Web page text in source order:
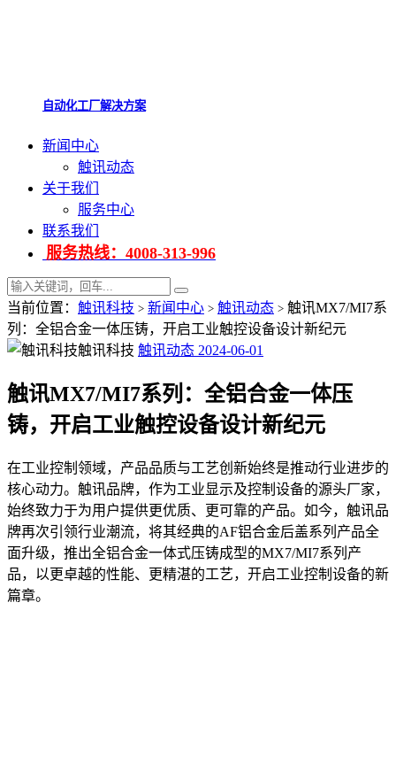
自动化工厂解决方案
新闻中心
触讯动态
关于我们
服务中心
联系我们
服务热线：4008-313-996
当前位置： 触讯科技 > 新闻中心 > 触讯动态 > 触讯MX7/MI7系
列：全铝合金一体压铸，开启工业触控设备设计新纪元
触讯科技 触讯动态 2024-06-01
触讯MX7/MI7系列：全铝合金一体压
铸，开启工业触控设备设计新纪元
在工业控制领域，产品品质与工艺创新始终是推动行业进步的
核心动力。触讯品牌，作为工业显示及控制设备的源头厂家，
始终致力于为用户提供更优质、更可靠的产品。如今，触讯品
牌再次引领行业潮流，将其经典的AF铝合金后盖系列产品全
面升级，推出全铝合金一体式压铸成型的MX7/MI7系列产
品，以更卓越的性能、更精湛的工艺，开启工业控制设备的新
篇章。